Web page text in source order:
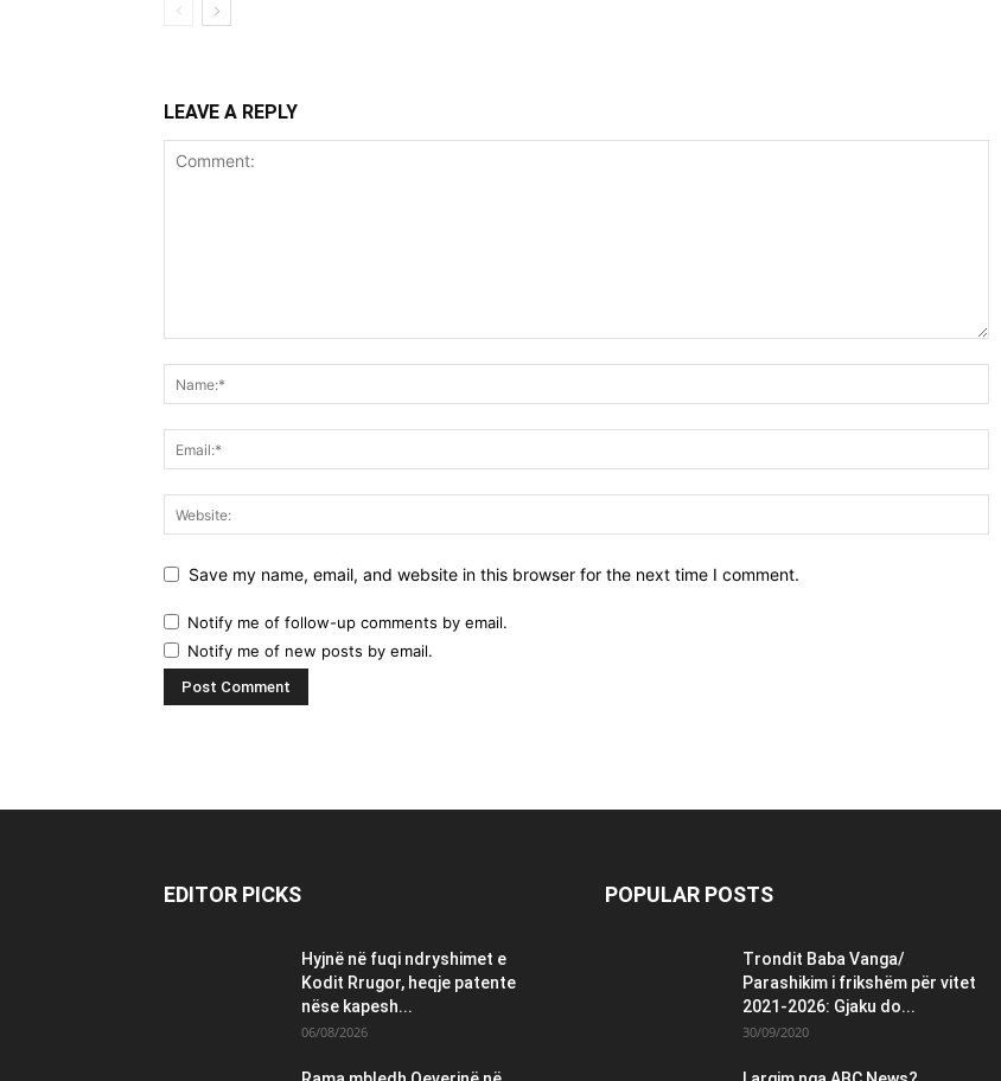
LEAVE A REPLY
Save my name, email, and website in this browser for the next time I comment.
Notify me of follow-up comments by email.
Notify me of new posts by email.
EDITOR PICKS
Hyjnë në fuqi ndryshimet e
Kodit Rrugor, heqje patente
nëse kapesh...
06/08/2026
POPULAR POSTS
Trondit Baba Vanga/
Parashikim i frikshëm për vitet
2021-2026: Gjaku do...
30/09/2020